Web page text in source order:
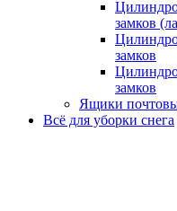
замков
замков
замков
Ящики
Всё для уборки снега